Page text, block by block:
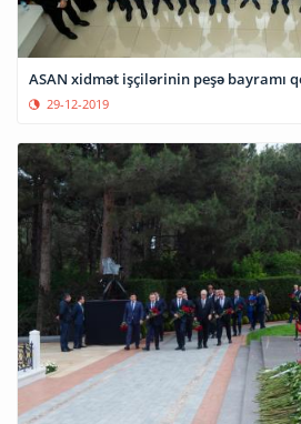
ASAN xidmət işçilərinin peşə bayramı
29-12-2019